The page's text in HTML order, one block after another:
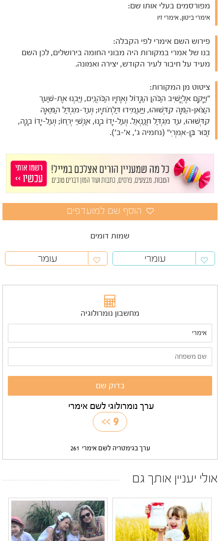
מפורסמים בעלי אותו שם:
אימרי ביטון, אימרי זיו
פירוש השם אימרי לפי הקבלה:
בנו של אמרי במקורות היה מבוני החומה בירושלים, לכן השם
מעיד על חיבור לעיר הקודש, יצירה ואמונה.
ציטוט מן המקורות:
"וַיָּקָם אֶלְיָשִׁיב הַכֹּהֵן הַגָּדוֹל וְאֶחָיו הַכֹּהֲנִים, וַיִּבְנוּ אֶת-שַׁעַר
הַצֹּאן–הֵמָּה קִדְּשׁוּהוּ, וַיַּעֲמִידוּ דַּלְתֹתָיו; וְעַד-מִגְדַּל הַמֵּאָה
קִדְּשׁוּהוּ, עַד מִגְדַּל חֲנַנְאֵל. וְעַל-יָדוֹ בָנוּ, אַנְשֵׁי יְרֵחוֹ; וְעַל-יָדוֹ בָנָה,
זַכּוּר בֶּן-אִמְרִי" (נחמיה ג', א'-ב').
שמות דומים
עומרי עומר
מחשבון נומרולוגיה
ערך נומרולוגי לשם אימרי
9
>>
ערך בגימטריה לשם אימרי 261
אולי יעניין אותך גם